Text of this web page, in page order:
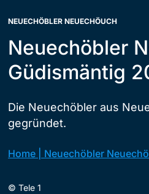
NEUECHÖBLER NEUECHÖUCH
Neuechöbler
Güdismäntig
Die Neuechöbler aus
gegründet.
Home | Neuechöbler
© Tele 1